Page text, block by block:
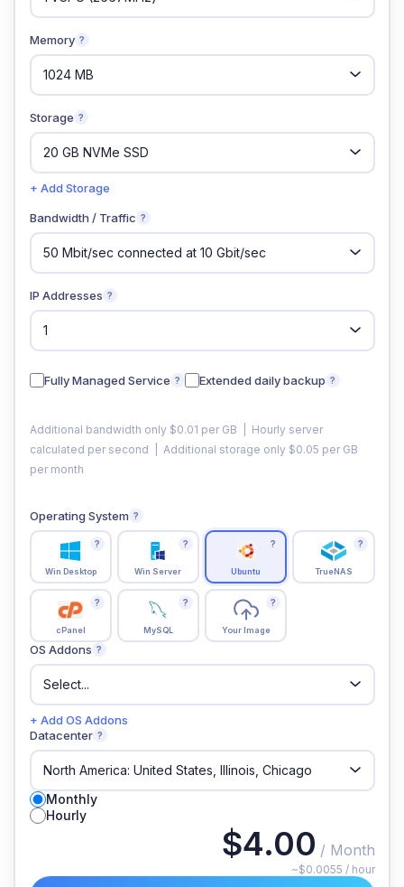
Memory ?
Storage ?
+ Add Storage
Bandwidth / Traffic ?
IP Addresses ?
Fully Managed Service ? Extended daily backup ?
Additional bandwidth only $0.01 per GB | Hourly server
calculated per second | Additional storage only $0.05 per GB
per month
Operating System ?
Win Desktop
?
Win Server
?
Ubuntu
?
TrueNAS
?
cPanel
?
MySQL
?
Your Image
?
OS Addons ?
+ Add OS Addons
Datacenter ?
Monthly
Hourly
$4.00 / Month
~$0.0055 / hour